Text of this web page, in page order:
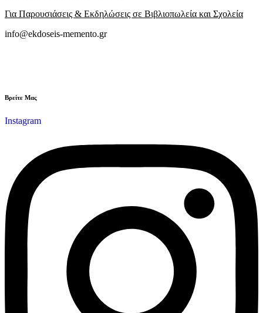
Για Παρουσιάσεις & Εκδηλώσεις σε Βιβλιοπωλεία και Σχολεία
info@ekdoseis-memento.gr
Βρείτε Μας
Instagram